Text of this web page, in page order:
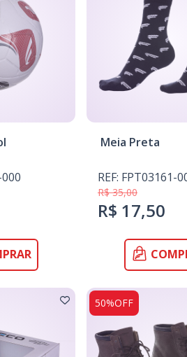
Meia Preta
REF: FPT03161-
R$ 35,00
R$ 17,50
50%OFF